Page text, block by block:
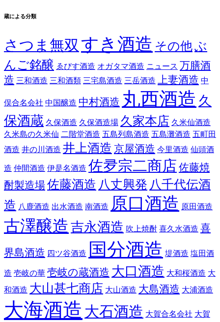
蔵による分類
さつま無双 すき酒造 その他ぶ
んご銘醸 ゑびす酒造 オガタマ酒造 ニュース 万膳酒
造 三和酒造 三和酒類 三宅島酒造 三岳酒造 上妻酒造 中
俣合名会社 中国醸造 中村酒造 丸西酒造 久
保酒蔵 久保酒造 久保酒造場 久家本店 久米仙酒造
久米島の久米仙 二階堂酒造 五島列島酒造 五島灘酒造 五町田
酒造 井の川酒造 井上酒造 京屋酒造 今里酒造 仙頭酒
造 仲間酒造 伊是名酒造 佐夛宗二商店 佐藤焼
酎製造場佐藤酒造 八丈興発 八千代伝酒
造 八鹿酒造 出水酒造 南酒造 原口酒造 原田酒造
古澤醸造 吉永酒造 吹上焼酎 喜久水酒造 喜
界島酒造 四ツ谷酒造 国分酒造 堤酒造 塩田酒
造 壱岐の華 壱岐の蔵酒造 大口酒造 大和桜酒造 大
和酒造 大山甚七商店 大山酒造 大島酒造 大浦酒造
大海酒造 大石酒造 大賀合名会社 大賀